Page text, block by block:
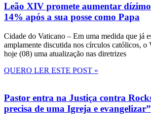
Leão XIV promete aumentar
14% após a sua posse como Papa
Cidade do Vaticano – Em uma medida que já
amplamente discutida nos círculos católicos, o
hoje (08) uma atualização nas diretrizes
QUERO LER ESTE POST »
Pastor entra na Justiça contra
precisa de uma Igreja e evangelizar”